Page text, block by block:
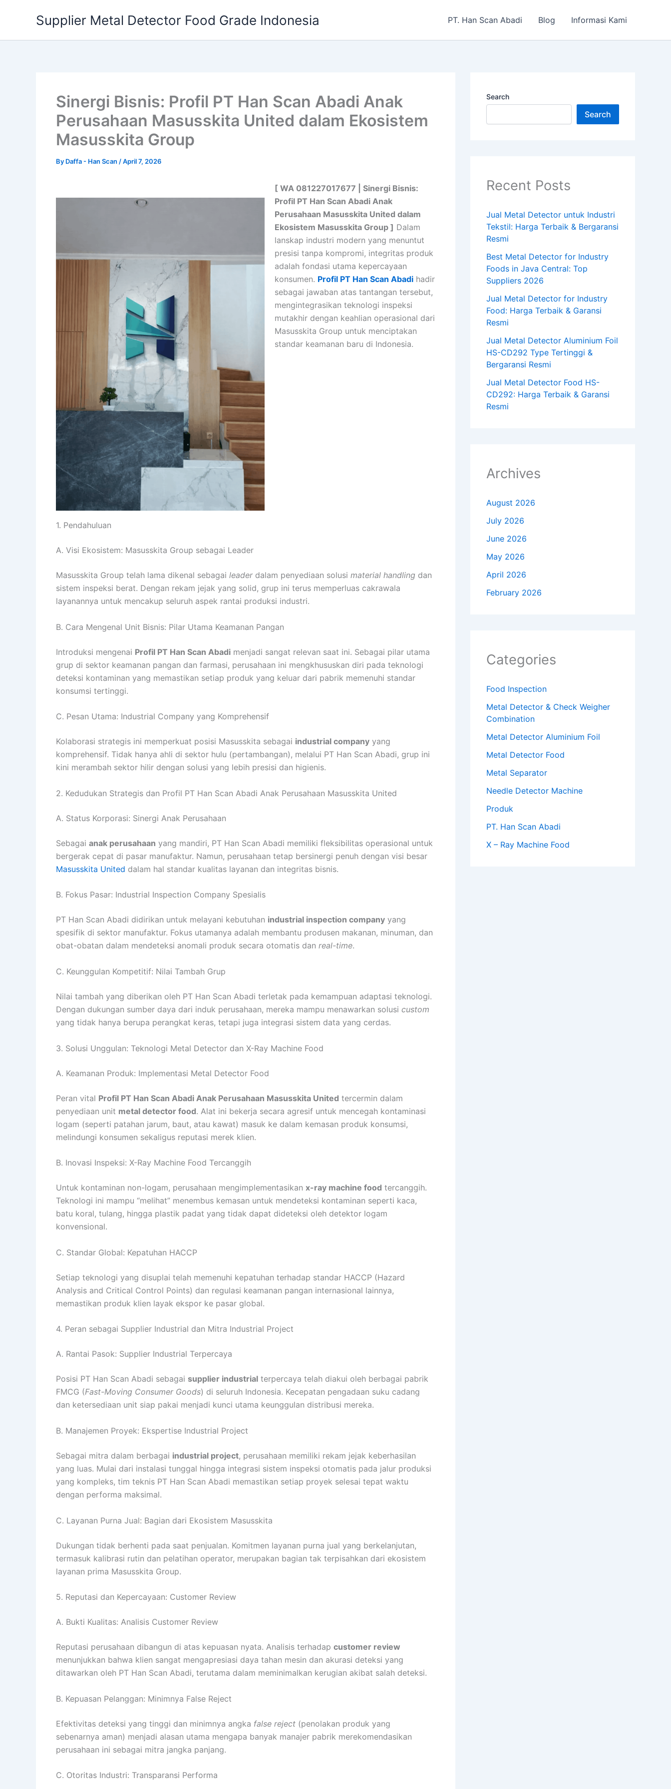
Supplier Metal Detector Food Grade Indonesia PT. Han Scan Abadi Blog Informasi Kami
Sinergi Bisnis: Profil PT Han Scan Abadi Anak
Perusahaan Masusskita United dalam Ekosistem
Masusskita Group
By Daffa - Han Scan /April 7, 2026
[ WA 081227017677 | Sinergi Bisnis:
Profil PT Han Scan Abadi Anak
Perusahaan Masusskita United dalam
Ekosistem Masusskita Group ] Dalam
lanskap industri modern yang menuntut
presisi tanpa kompromi, integritas produk
adalah fondasi utama kepercayaan
konsumen. Profil PT Han Scan Abadi hadir
sebagai jawaban atas tantangan tersebut,
mengintegrasikan teknologi inspeksi
mutakhir dengan keahlian operasional dari
Masusskita Group untuk menciptakan
standar keamanan baru di Indonesia.
1. Pendahuluan
A. Visi Ekosistem: Masusskita Group sebagai Leader
Masusskita Group telah lama dikenal sebagai leaderdalam penyediaan solusi material handling dan
sistem inspeksi berat. Dengan rekam jejak yang solid, grup ini terus memperluas cakrawala
layanannya untuk mencakup seluruh aspek rantai produksi industri.
B. Cara Mengenal Unit Bisnis: Pilar Utama Keamanan Pangan
Introduksi mengenai Profil PT Han Scan Abadi menjadi sangat relevan saat ini. Sebagai pilar utama
grup di sektor keamanan pangan dan farmasi, perusahaan ini mengkhususkan diri pada teknologi
deteksi kontaminan yang memastikan setiap produk yang keluar dari pabrik memenuhi standar
konsumsi tertinggi.
C. Pesan Utama: Industrial Company yang Komprehensif
Kolaborasi strategis ini memperkuat posisi Masusskita sebagai industrial company yang
komprehensif. Tidak hanya ahli di sektor hulu (pertambangan), melalui PT Han Scan Abadi, grup ini
kini merambah sektor hilir dengan solusi yang lebih presisi dan higienis.
2. Kedudukan Strategis dan Profil PT Han Scan Abadi Anak Perusahaan Masusskita United
A. Status Korporasi: Sinergi Anak Perusahaan
Sebagai anak perusahaan yang mandiri, PT Han Scan Abadi memiliki fleksibilitas operasional untuk
bergerak cepat di pasar manufaktur. Namun, perusahaan tetap bersinergi penuh dengan visi besar
Masusskita United dalam hal standar kualitas layanan dan integritas bisnis.
B. Fokus Pasar: Industrial Inspection Company Spesialis
PT Han Scan Abadi didirikan untuk melayani kebutuhan industrial inspection company yang
spesifik di sektor manufaktur. Fokus utamanya adalah membantu produsen makanan, minuman, dan
obat-obatan dalam mendeteksi anomali produk secara otomatis dan real-time.
C. Keunggulan Kompetitif: Nilai Tambah Grup
Nilai tambah yang diberikan oleh PT Han Scan Abadi terletak pada kemampuan adaptasi teknologi.
Dengan dukungan sumber daya dari induk perusahaan, mereka mampu menawarkan solusi custom
yang tidak hanya berupa perangkat keras, tetapi juga integrasi sistem data yang cerdas.
3. Solusi Unggulan: Teknologi Metal Detector dan X-Ray Machine Food
A. Keamanan Produk: Implementasi Metal Detector Food
Peran vital Profil PT Han Scan Abadi Anak Perusahaan Masusskita United tercermin dalam
penyediaan unit metal detector food. Alat ini bekerja secara agresif untuk mencegah kontaminasi
logam (seperti patahan jarum, baut, atau kawat) masuk ke dalam kemasan produk konsumsi,
melindungi konsumen sekaligus reputasi merek klien.
B. Inovasi Inspeksi: X-Ray Machine Food Tercanggih
Untuk kontaminan non-logam, perusahaan mengimplementasikan x-ray machine food tercanggih.
Teknologi ini mampu “melihat” menembus kemasan untuk mendeteksi kontaminan seperti kaca,
batu koral, tulang, hingga plastik padat yang tidak dapat dideteksi oleh detektor logam
konvensional.
C. Standar Global: Kepatuhan HACCP
Setiap teknologi yang disuplai telah memenuhi kepatuhan terhadap standar HACCP (Hazard
Analysis and Critical Control Points) dan regulasi keamanan pangan internasional lainnya,
memastikan produk klien layak ekspor ke pasar global.
4. Peran sebagai Supplier Industrial dan Mitra Industrial Project
A. Rantai Pasok: Supplier Industrial Terpercaya
Posisi PT Han Scan Abadi sebagai supplier industrial terpercaya telah diakui oleh berbagai pabrik
FMCG (Fast-Moving Consumer Goods) di seluruh Indonesia. Kecepatan pengadaan suku cadang
dan ketersediaan unit siap pakai menjadi kunci utama keunggulan distribusi mereka.
B. Manajemen Proyek: Ekspertise Industrial Project
Sebagai mitra dalam berbagai industrial project, perusahaan memiliki rekam jejak keberhasilan
yang luas. Mulai dari instalasi tunggal hingga integrasi sistem inspeksi otomatis pada jalur produksi
yang kompleks, tim teknis PT Han Scan Abadi memastikan setiap proyek selesai tepat waktu
dengan performa maksimal.
C. Layanan Purna Jual: Bagian dari Ekosistem Masusskita
Dukungan tidak berhenti pada saat penjualan. Komitmen layanan purna jual yang berkelanjutan,
termasuk kalibrasi rutin dan pelatihan operator, merupakan bagian tak terpisahkan dari ekosistem
layanan prima Masusskita Group.
5. Reputasi dan Kepercayaan: Customer Review
A. Bukti Kualitas: Analisis Customer Review
Reputasi perusahaan dibangun di atas kepuasan nyata. Analisis terhadap customer review
menunjukkan bahwa klien sangat mengapresiasi daya tahan mesin dan akurasi deteksi yang
ditawarkan oleh PT Han Scan Abadi, terutama dalam meminimalkan kerugian akibat salah deteksi.
B. Kepuasan Pelanggan: Minimnya False Reject
Efektivitas deteksi yang tinggi dan minimnya angka false reject (penolakan produk yang
sebenarnya aman) menjadi alasan utama mengapa banyak manajer pabrik merekomendasikan
perusahaan ini sebagai mitra jangka panjang.
C. Otoritas Industri: Transparansi Performa
Search
Search
Recent Posts
Jual Metal Detector untuk Industri
Tekstil: Harga Terbaik & Bergaransi
Resmi
Best Metal Detector for Industry
Foods in Java Central: Top
Suppliers 2026
Jual Metal Detector for Industry
Food: Harga Terbaik & Garansi
Resmi
Jual Metal Detector Aluminium Foil
HS-CD292 Type Tertinggi &
Bergaransi Resmi
Jual Metal Detector Food HS-
CD292: Harga Terbaik & Garansi
Resmi
Archives
August 2026
July 2026
June 2026
May 2026
April 2026
February 2026
Categories
Food Inspection
Metal Detector & Check Weigher
Combination
Metal Detector Aluminium Foil
Metal Detector Food
Metal Separator
Needle Detector Machine
Produk
PT. Han Scan Abadi
X – Ray Machine Food